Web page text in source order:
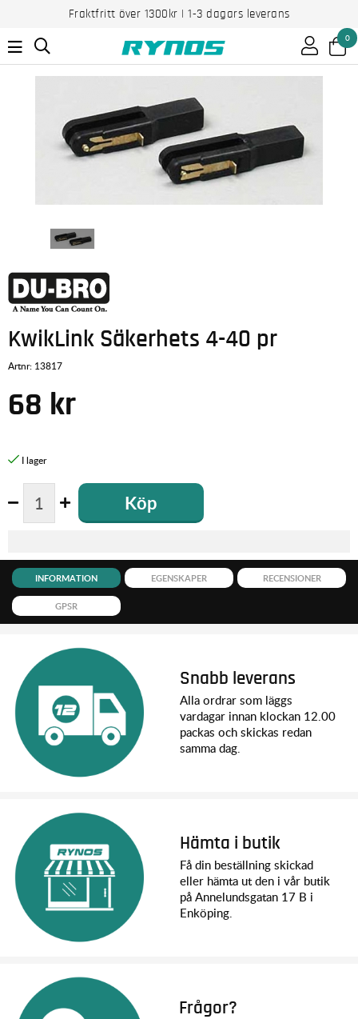
Fraktfritt över 1300kr | 1-3 dagars leverans
0
KwikLink Säkerhets 4-40 pr
Artnr: 13817
68 kr
Köp
INFORMATION EGENSKAPER RECENSIONER
GPSR
Snabb leverans
Alla ordrar som läggs
vardagar innan klockan 12.00
packas och skickas redan
samma dag.
Hämta i butik
Få din beställning skickad
eller hämta ut den i vår butik
på Annelundsgatan 17 B i
Enköping.
Frågor?